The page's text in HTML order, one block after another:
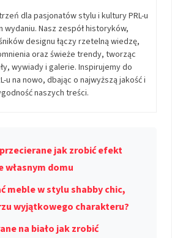
dla pasjonatów stylu i kultury PRL-u
wydaniu. Nasz zespół historyków,
designu łączy rzetelną wiedzę,
oraz świeże trendy, tworząc
wywiady i galerie. Inspirujemy do
u na nowo, dbając o najwyższą jakość i
naszych treści.
jak zrobić efekt
własnym domu
meble w stylu shabby chic,
wyjątkowego charakteru?
na biało jak zrobić